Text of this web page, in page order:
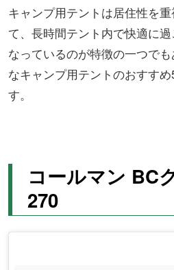
キャンプ用テントは居住性を
て、長時間テント内で快適に
なっているのが特徴の一つで
なキャンプ用テントのおすす
す。
コールマン BC
270